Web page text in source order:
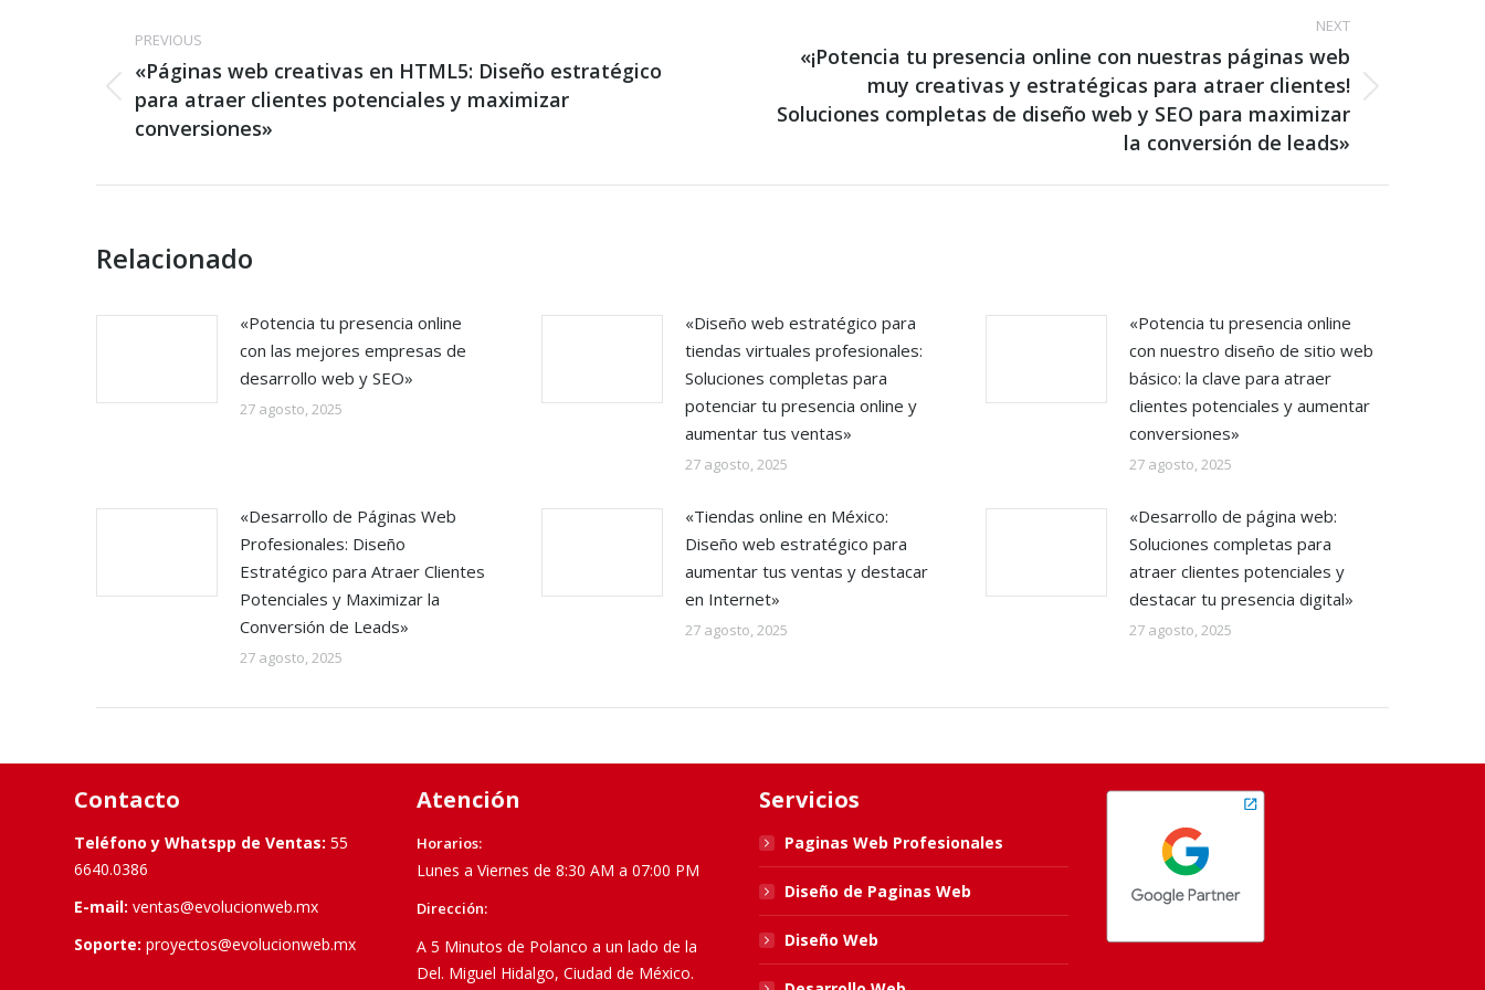
navigation
PREVIOUS
Previous
post:
«Páginas web creativas en HTML5: Diseño estratégico
para atraer clientes potenciales y maximizar
conversiones»
NEXT
post:
«¡Potencia tu presencia online con nuestras páginas web
muy creativas y estratégicas para atraer clientes!
Soluciones completas de diseño web y SEO para maximizar
la conversión de leads»
Relacionado
«Potencia tu presencia online
con las mejores empresas de
desarrollo web y SEO»
27 agosto, 2025
«Diseño web estratégico para
tiendas virtuales profesionales:
Soluciones completas para
potenciar tu presencia online y
aumentar tus ventas»
27 agosto, 2025
«Potencia tu presencia online
con nuestro diseño de sitio web
básico: la clave para atraer
clientes potenciales y aumentar
conversiones»
27 agosto, 2025
«Desarrollo de Páginas Web
Profesionales: Diseño
Estratégico para Atraer Clientes
Potenciales y Maximizar la
Conversión de Leads»
27 agosto, 2025
«Tiendas online en México:
Diseño web estratégico para
aumentar tus ventas y destacar
en Internet»
27 agosto, 2025
«Desarrollo de página web:
Soluciones completas para
atraer clientes potenciales y
destacar tu presencia digital»
27 agosto, 2025
Contacto
Teléfono y Whatspp de Ventas: 55
6640.0386
E-mail: ventas@evolucionweb.mx
Soporte: proyectos@evolucionweb.mx
Atención
Horarios:
Lunes a Viernes de 8:30 AM a 07:00 PM
Dirección:
A 5 Minutos de Polanco a un lado de la
Del. Miguel Hidalgo, Ciudad de México.
Servicios
Paginas Web Profesionales
Diseño de Paginas Web
Diseño Web